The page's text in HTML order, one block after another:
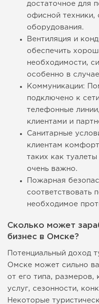
достаточное для
офисной техники,
оборудования.
Вентиляция и
обеспечить
необходимости,
особенно в
Коммуникации:
подключено к
телефонные
клиентами и
Санитарные
клиентам
таких как
очень важно.
Пожарная
соответствовать
необходимое
Сколько может
бизнес в Омске?
Потенциальный доход
Омске может сильно
от его типа, размеров,
услуг, сезонности,
Некоторые